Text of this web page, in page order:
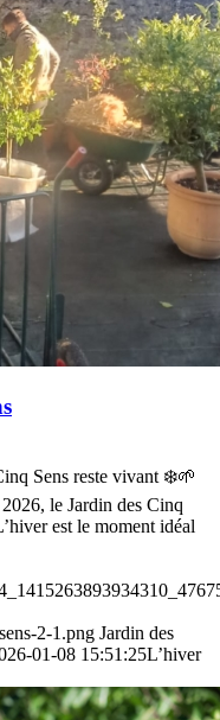
Sens reste vivant ❄️🌱
le Jardin des Cinq
est le moment idéal
2-1.png Jardin des
01-08 15:51:25L’hiver